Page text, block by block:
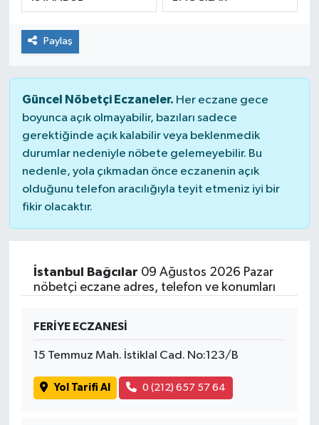
Paylaş
Güncel Nöbetçi Eczaneler. Her eczane gece
boyunca açık olmayabilir, bazıları sadece
gerektiğinde açık kalabilir veya beklenmedik
durumlar nedeniyle nöbete gelemeyebilir. Bu
nedenle, yola çıkmadan önce eczanenin açık
olduğunu telefon aracılığıyla teyit etmeniz iyi bir
fikir olacaktır.
İstanbul Bağcılar 09 Ağustos 2026 Pazar
nöbetçi eczane adres, telefon ve konumları
FERİYE ECZANESİ
15 Temmuz Mah. İstiklal Cad. No:123/B
Yol Tarifi Al 0 (212) 657 57 64